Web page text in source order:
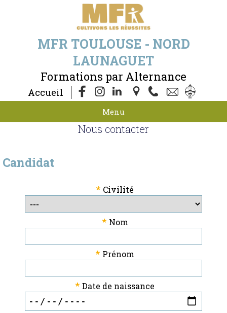
MFR TOULOUSE - NORD
LAUNAGUET
Formations par Alternance
Accueil
Menu
Nous contacter
Candidat
* Civilité
* Nom
* Prénom
* Date de naissance